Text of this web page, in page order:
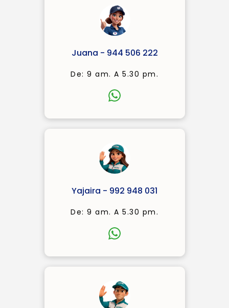
Juana - 944 506 222
De: 9 am. A 5.30 pm.
Yajaira - 992 948 031
De: 9 am. A 5.30 pm.